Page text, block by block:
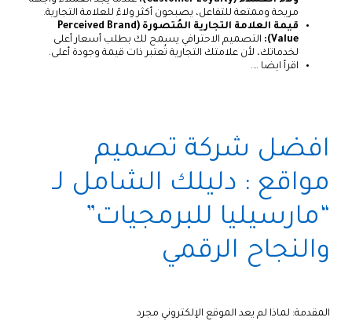
مريحة وممتعة للتفاعل، يصبحون أكثر ولاءً للعلامة التجارية.
قيمة العلامة التجارية المُتصورة (Perceived Brand
Value):
التصميم الاحترافي يسمح لك بطلب أسعار أعلى
لخدماتك، لأن علامتك التجارية تُعتبر ذات قيمة وجودة أعلى.
اقرأ ايضا ….
افضل شركة تصميم
مواقع : دليلك الشامل لـ
“مارسيليا للبرمجيات”
والنجاح الرقمي
المقدمة: لماذا لم يعد الموقع الإلكتروني مجرد